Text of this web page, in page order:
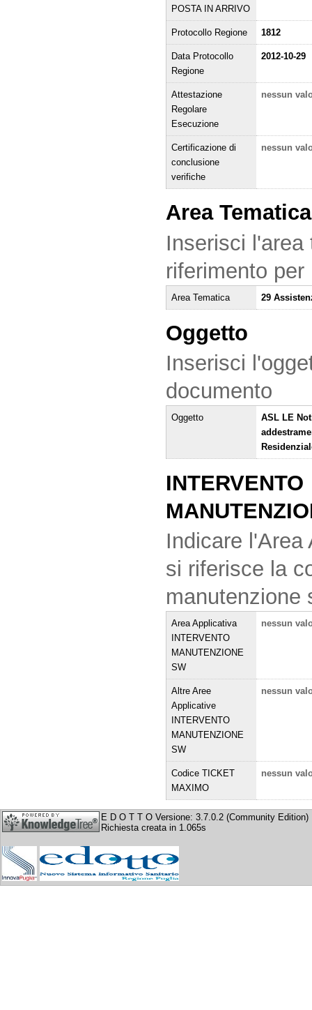
POSTA IN ARRIVO
Protocollo Regione 1812
Data Protocollo
Regione
2012-10-29
Attestazione
Regolare
Esecuzione
nessun
Certificazione di
conclusione
verifiche
nessun
Area Tematica
Inserisci l'area
riferimento
Area Tematica 29
Oggetto
Inserisci
documento
Oggetto
ASL LE
INTERVENTO
Indicare l'Area
si riferisce la
manutenzione
Area Applicativa
INTERVENTO
MANUTENZIONE
SW
nessun
Altre Aree
Applicative
INTERVENTO
MANUTENZIONE
SW
nessun
Codice TICKET
MAXIMO
nessun
E D O T T O Versione: 3.7.0.2 (Community Edition)
Richiesta creata in 1.065s